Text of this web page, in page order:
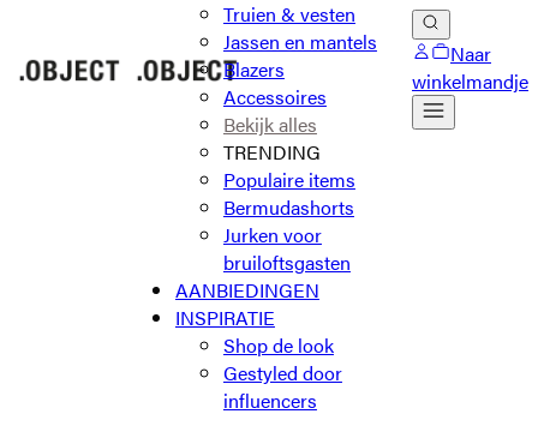
Truien & vesten
Jassen en mantels
Blazers
Accessoires
Bekijk alles
TRENDING
Populaire items
Bermudashorts
Jurken voor
bruiloftsgasten
AANBIEDINGEN
INSPIRATIE
Shop de look
Gestyled door
influencers
Naar
winkelmandje